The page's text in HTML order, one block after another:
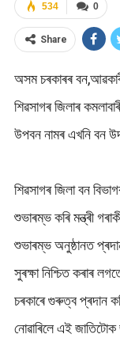
0
534
Share
অসম চৰকাৰৰ
শিৱসাগৰ জিলাৰ
উপবন নামৰ এখনি বন
শিৱসাগৰ জিলা বন
শুভাৰম্ভ কৰি মন্ত্ৰী
শুভাৰম্ভ অনুষ্ঠানত
সুৰক্ষা নিশ্চিত কৰাৰ
চৰকাৰে গুৰুত্ব প্ৰদান
নোৱাৰিলে এই